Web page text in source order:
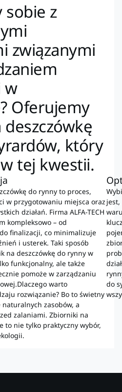
sobie z
związanymi
w
Oferujemy
który
tej kwestii.
do rynny to proces,
w przygotowaniu miejsca oraz
działań. Firma ALFA-TECH
kompleksowo – od
finalizacji, co minimalizuje
i usterek. Taki sposób
na deszczówkę do rynny w
funkcjonalny, ale także
pomoże w zarządzaniu
warto
rozwiązanie? Bo to świetny
zasobów, a
zalaniami. Zbiorniki na
to nie tylko praktyczny wybór,
do